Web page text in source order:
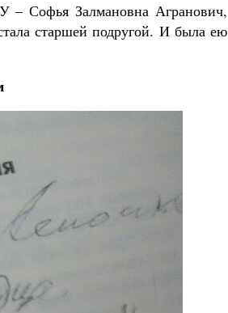
– Софья Залмановна Агранович,
старшей подругой. И была ею